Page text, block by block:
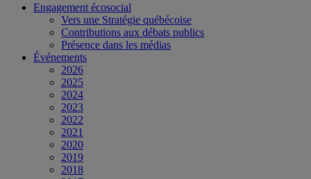
Engagement écosocial
Vers une Stratégie québécoise
Contributions aux débats publics
Présence dans les médias
Événements
2026
2025
2024
2023
2022
2021
2020
2019
2018